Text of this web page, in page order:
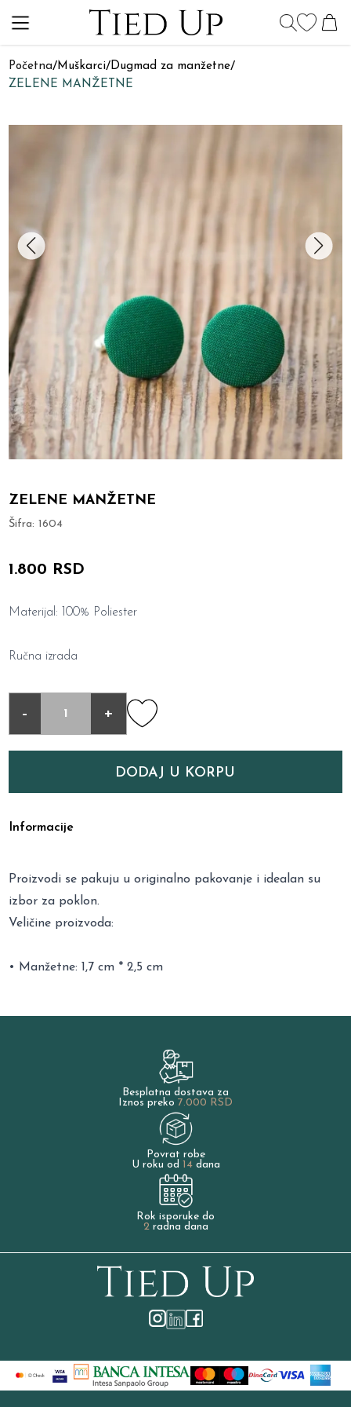
Početna/Muškarci/Dugmad za manžetne/
ZELENE MANŽETNE
ZELENE MANŽETNE
Šifra:1604
1.800 RSD
Materijal: 100% Poliester
Ručna izrada
- +
DODAJ U KORPU
Informacije
Proizvodi se pakuju u originalno pakovanje i idealan su
izbor za poklon.
Veličine proizvoda:
• Manžetne: 1,7 cm * 2,5 cm
Besplatna dostava za
Iznos preko 7.000 RSD
Povrat robe
U roku od 14dana
Rok isporuke do
2radna dana